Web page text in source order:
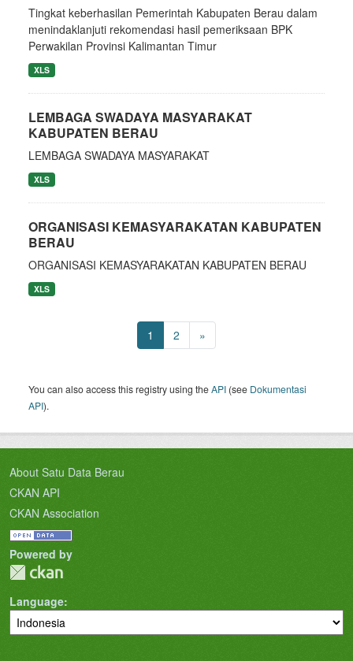
Tingkat keberhasilan Pemerintah Kabupaten Berau dalam
menindaklanjuti rekomendasi hasil pemeriksaan BPK
Perwakilan Provinsi Kalimantan Timur
XLS
LEMBAGA SWADAYA MASYARAKAT
KABUPATEN BERAU
LEMBAGA SWADAYA MASYARAKAT
XLS
ORGANISASI KEMASYARAKATAN KABUPATEN
BERAU
ORGANISASI KEMASYARAKATAN KABUPATEN BERAU
XLS
1 2 »
You can also access this registry using theAPI (see Dokumentasi
API).
About Satu Data Berau
CKAN API
CKAN Association
Powered by
Language